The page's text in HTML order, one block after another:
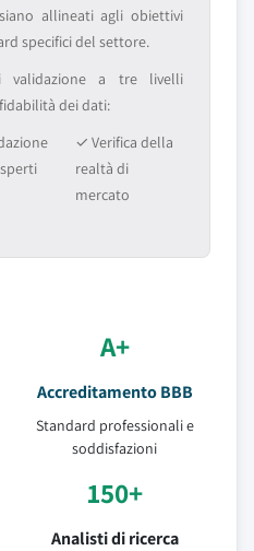
allineati agli obiettivi
specifici del settore.
validazione a tre livelli
dei dati:
✓ Verifica della
realtà di
mercato
A+
Accreditamento BBB
Standard professionali e
soddisfazioni
150+
Analisti di ricerca